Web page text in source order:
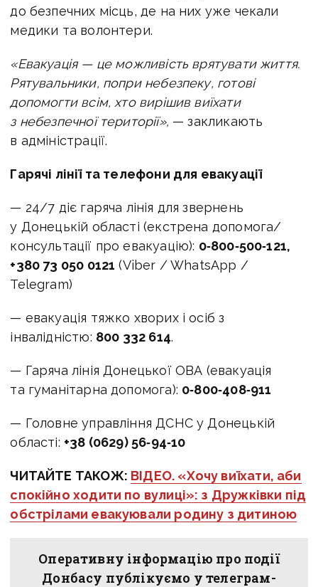
до безпечних місць, де на них уже чекали
медики та волонтери.
«Евакуація — це можливість врятувати життя.
Рятувальники, попри небезпеку, готові
допомогти всім, хто вирішив виїхати
з небезпечної території», — закликають
в адміністрації.
Гарячі лінії та телефони для евакуації
— 24/7 діє гаряча лінія для звернень
у Донецькій області (екстрена допомога/
консультації про евакуацію): 0‑800‑500‑121,
+380 73 050 0121 (Viber / WhatsApp /
Telegram)
— евакуація тяжко хворих і осіб з
інвалідністю: 800 332 614.
— Гаряча лінія Донецької ОВА (евакуація
та гуманітарна допомога): 0‑800‑408‑911
— Головне управління ДСНС у Донецькій
області: +38 (0629) 56‑94‑10
ЧИТАЙТЕ ТАКОЖ: ВІДЕО. «Хочу виїхати, аби
спокійно ходити по вулиці»: з Дружківки під
обстрілами евакуювали родину з дитиною
Оперативну інформацію про події
Донбасу публікуємо у телеграм-